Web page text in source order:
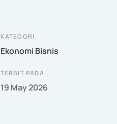
KATEGORI
Ekonomi Bisnis
TERBIT PADA
19 May 2026